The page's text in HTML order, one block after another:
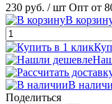
230 руб. / шт Опт от
В
В
Поделиться